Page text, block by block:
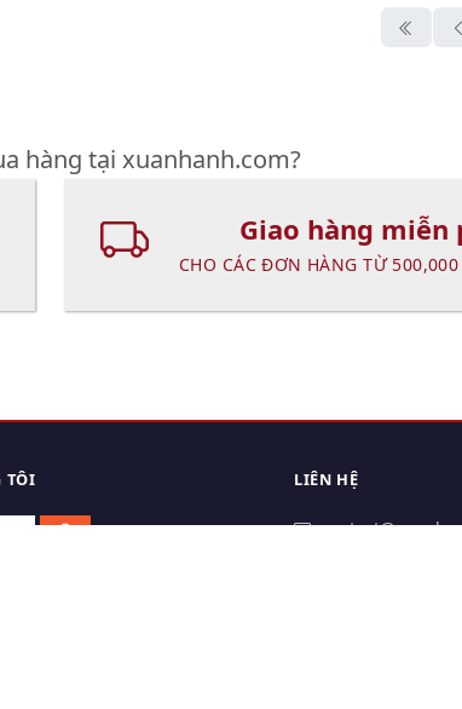
hàng tại xuanhanh.com?
Giao hàng miễn
CHO CÁC ĐƠN HÀNG TỪ 500,000
TÔI LIÊN HỆ